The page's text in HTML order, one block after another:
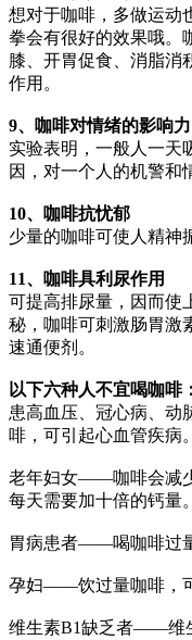
想对于咖啡，多做运动
拳会有很好的效果哦。
膝、开胃促食、消脂消
作用。
9、咖啡对情绪的影响力
实验表明，一般人一天
因，对一个人的机警和
10、咖啡抗忧郁
少量的咖啡可使人精神
11、咖啡具利尿作用
可提高排尿量，因而使
秘，咖啡可刺激肠胃激
速通便剂。
以下六种人不宜喝咖啡：
患高血压、冠心病、
啡，可引起心血管疾病。
老年妇女——咖啡会减
每天需要加十倍的钙量。
胃病患者——喝咖啡过
孕妇——饮过量咖啡，
维生素B1缺乏者——维